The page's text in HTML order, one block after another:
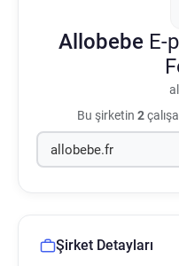
Allobebe E-
Bu şirketin 2
Şirket Detayları